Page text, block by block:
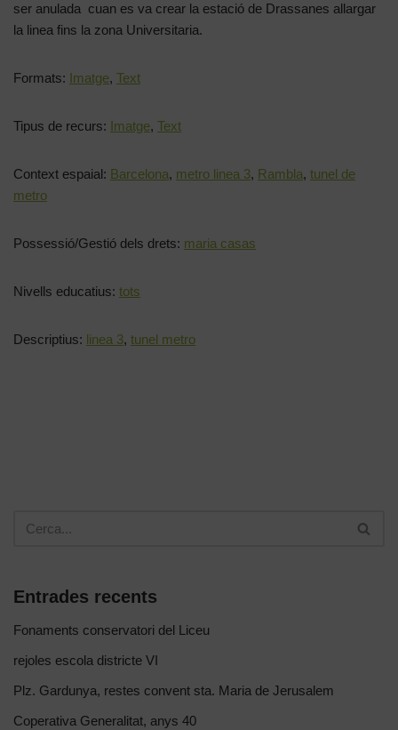
ser anulada cuan es va crear la estació de Drassanes allargar
la linea fins la zona Universitaria.
Formats: Imatge, Text
Tipus de recurs: Imatge, Text
Context espaial: Barcelona, metro linea 3, Rambla, tunel de
metro
Possessió/Gestió dels drets: maria casas
Nivells educatius: tots
Descriptius: linea 3, tunel metro
Entrades recents
Fonaments conservatori del Liceu
rejoles escola districte VI
Plz. Gardunya, restes convent sta. Maria de Jerusalem
Coperativa Generalitat, anys 40